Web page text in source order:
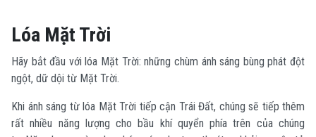
Lóa Mặt Trời
Hãy bắt đầu với lóa Mặt Trời: những chùm ánh sáng bùng phát đột
ngột, dữ dội từ Mặt Trời.
Khi ánh sáng từ lóa Mặt Trời tiếp cận Trái Đất, chúng sẽ tiếp thêm
rất nhiều năng lượng cho bầu khí quyển phía trên của chúng